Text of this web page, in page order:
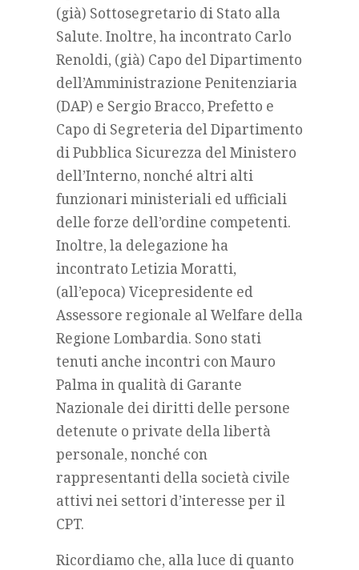
(già) Sottosegretario di Stato alla
Salute. Inoltre, ha incontrato Carlo
Renoldi, (già) Capo del Dipartimento
dell’Amministrazione Penitenziaria
(DAP) e Sergio Bracco, Prefetto e
Capo di Segreteria del Dipartimento
di Pubblica Sicurezza del Ministero
dell’Interno, nonché altri alti
funzionari ministeriali ed ufficiali
delle forze dell’ordine competenti.
Inoltre, la delegazione ha
incontrato Letizia Moratti,
(all’epoca) Vicepresidente ed
Assessore regionale al Welfare della
Regione Lombardia. Sono stati
tenuti anche incontri con Mauro
Palma in qualità di Garante
Nazionale dei diritti delle persone
detenute o private della libertà
personale, nonché con
rappresentanti della società civile
attivi nei settori d’interesse per il
CPT.
Ricordiamo che, alla luce di quanto